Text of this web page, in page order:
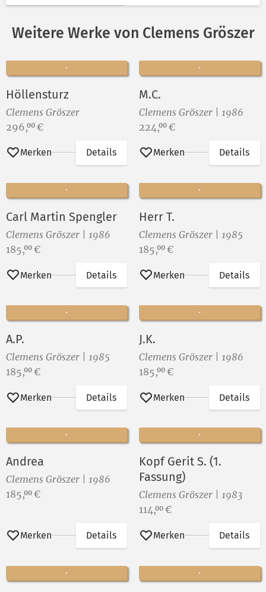
Weitere Werke von Clemens Gröszer
Höllensturz
Clemens Gröszer
Preis:
296,00 €
Merken Details
M.C.
Clemens Gröszer | 1986
Preis:
224,00 €
Merken Details
Carl Martin Spengler
Clemens Gröszer | 1986
Preis:
185,00 €
Merken Details
Herr T.
Clemens Gröszer | 1985
Preis:
185,00 €
Merken Details
A.P.
Clemens Gröszer | 1985
Preis:
185,00 €
Merken Details
J.K.
Clemens Gröszer | 1986
Preis:
185,00 €
Merken Details
Andrea
Clemens Gröszer | 1986
Preis:
185,00 €
Merken Details
Kopf Gerit S. (1.
Fassung)
Clemens Gröszer | 1983
Preis:
114,00 €
Merken Details